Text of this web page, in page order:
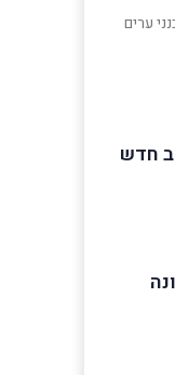
ערים
חדש